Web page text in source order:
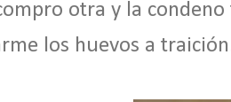
otra y la
los huevos a